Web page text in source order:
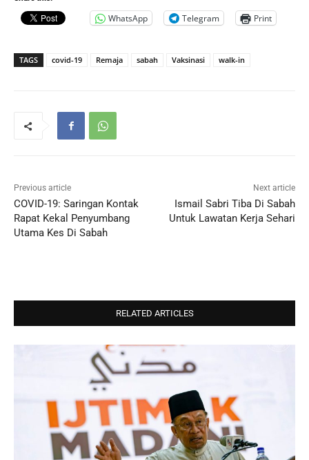
WhatsApp Telegram Print
TAGS covid-19 Remaja sabah Vaksinasi walk-in
Previous article
COVID-19: Saringan Kontak
Rapat Kekal Penyumbang
Utama Kes Di Sabah
Next article
Ismail Sabri Tiba Di Sabah
Untuk Lawatan Kerja Sehari
RELATED ARTICLES